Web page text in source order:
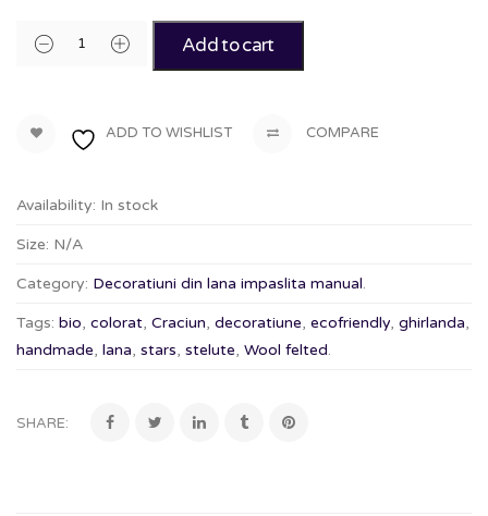
Add to cart
ADD TO WISHLIST COMPARE
Availability: In stock
Size: N/A
Category: Decoratiuni din lana impaslita manual.
Tags: bio, colorat, Craciun, decoratiune, ecofriendly, ghirlanda,
handmade, lana, stars, stelute, Wool felted.
SHARE: